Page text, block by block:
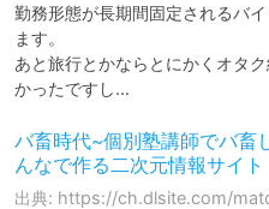
勤務形態が長期間固定されるバ
ます。
あと旅行とかならとにかくオタ
かったですし…
バ畜時代~個別塾講師でバ畜
んなで作る二次元情報サイト
出典: https://ch.dlsite.com/